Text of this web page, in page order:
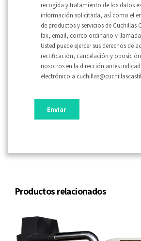
recogida y tratamiento de los datos
información solicitada, así como el
de productos y servicios de Cuchillas
fax, email, correo ordinario y
Usted puede ejercer sus derechos de
rectificación, cancelación y
nosotros en la dirección antes
electrónico a
Productos relacionados